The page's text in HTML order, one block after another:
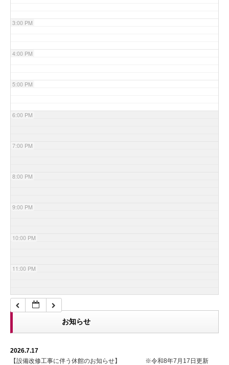
3:00 PM
4:00 PM
5:00 PM
6:00 PM
7:00 PM
8:00 PM
9:00 PM
10:00 PM
11:00 PM
お知らせ
2026.7.17
【設備改修工事に伴う休館のお知らせ】 ※令和8年7月17日更新